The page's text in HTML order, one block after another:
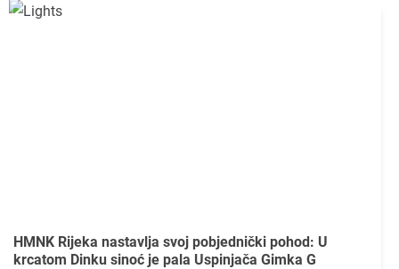
HMNK Rijeka nastavlja svoj pobjednički pohod: U
krcatom Dinku sinoć je pala Uspinjača Gimka G